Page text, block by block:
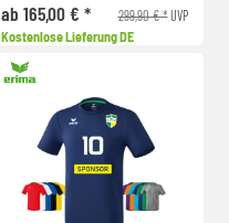
ab 165,00 € *
299,90 € *UVP
Kostenlose Lieferung DE